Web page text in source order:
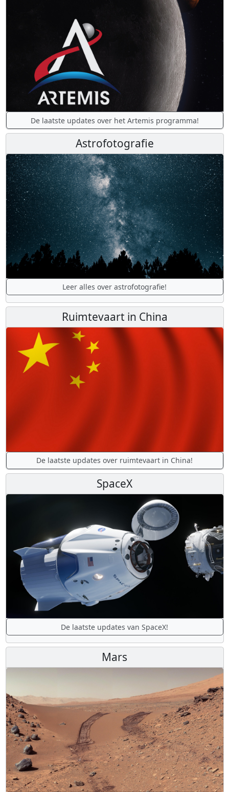
De laatste updates over het Artemis programma!
Astrofotografie
Leer alles over astrofotografie!
Ruimtevaart in China
De laatste updates over ruimtevaart in China!
SpaceX
De laatste updates van SpaceX!
Mars